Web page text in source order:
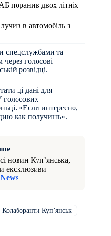
поранив двох літніх
в автомобіль з
спецслужбами та
голосові
розвідці.
ці дані для
голосових
«Если интересно,
как получишь».
новин Куп’янська,
ексклюзиви —
Колаборанти Купʼянськ